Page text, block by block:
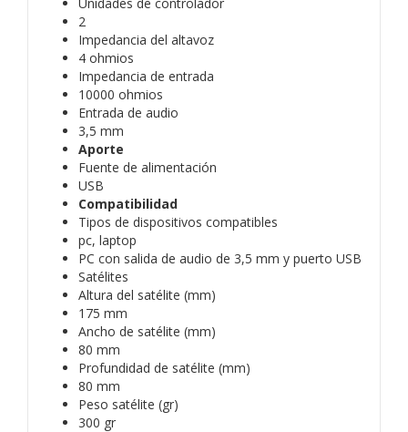
2
Impedancia del altavoz
4 ohmios
Impedancia de entrada
10000 ohmios
Entrada de audio
3,5 mm
Aporte
Fuente de alimentación
USB
Compatibilidad
Tipos de dispositivos compatibles
pc, laptop
PC con salida de audio de 3,5 mm y puerto USB
Satélites
Altura del satélite (mm)
175 mm
Ancho de satélite (mm)
80 mm
Profundidad de satélite (mm)
80 mm
Peso satélite (gr)
300 gr